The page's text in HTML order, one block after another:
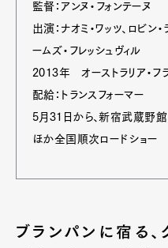
監督：アンヌ・フォンテーヌ
出演：ナオミ・ワッツ、ロビン
ームズ・フレッシュヴィル
2013年 オーストラリア・
配給：トランスフォーマー
5月31日から、新宿武蔵野館
ほか全国順次ロードショー
ブランパンに宿る、